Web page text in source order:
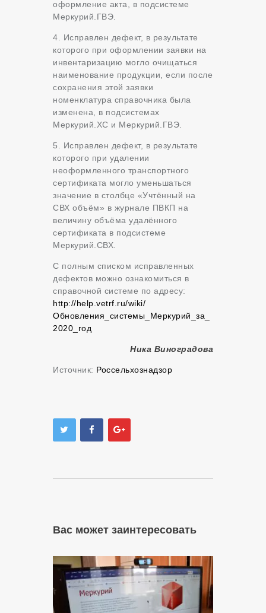
оформление акта, в подсистеме
Меркурий.ГВЭ.
4. Исправлен дефект, в результате
которого при оформлении заявки на
инвентаризацию могло очищаться
наименование продукции, если после
сохранения этой заявки
номенклатура справочника была
изменена, в подсистемах
Меркурий.ХС и Меркурий.ГВЭ.
5. Исправлен дефект, в результате
которого при удалении
неоформленного транспортного
сертификата могло уменьшаться
значение в столбце «Учтённый на
СВХ объём» в журнале ПВКП на
величину объёма удалённого
сертификата в подсистеме
Меркурий.СВХ.
С полным списком исправленных
дефектов можно ознакомиться в
справочной системе по адресу:
http://help.vetrf.ru/wiki/
Обновления_системы_Меркурий_за_
2020_год
Ника Виноградова
Источник: Россельхознадзор
Вас может заинтересовать